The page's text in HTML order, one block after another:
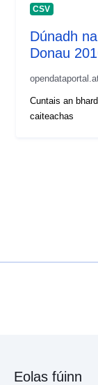
CSV
Dúnadh
Donau
Cuntais an
caiteachas
Eolas fúinn